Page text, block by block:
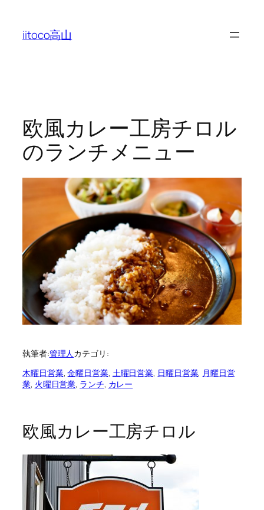
iitoco高山
欧風カレー工房チロル
のランチメニュー
執筆者:管理人 カテゴリ:
木曜日営業, 金曜日営業, 土曜日営業, 日曜日営業, 月曜日営
業, 火曜日営業, ランチ, カレー
欧風カレー工房チロル